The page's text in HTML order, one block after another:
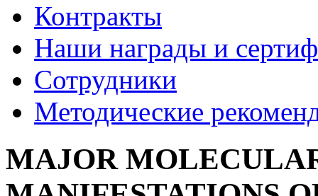
Контракты
Наши награды и
Сотрудники
Методические
MAJOR